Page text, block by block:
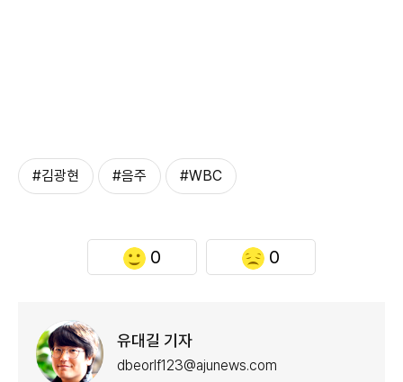
#김광현 #음주 #WBC
0 0
유대길 기자
dbeorlf123@ajunews.com